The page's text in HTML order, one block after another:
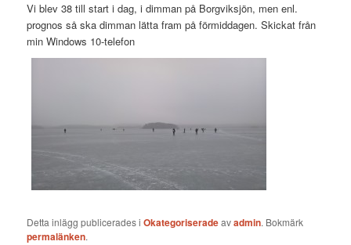
Vi blev 38 till start i dag, i dimman på Borgviksjön, men enl.
prognos så ska dimman lätta fram på förmiddagen. Skickat från
min Windows 10-telefon
Detta inlägg publicerades iOkategoriseradeavadmin. Bokmärk
permalänken.